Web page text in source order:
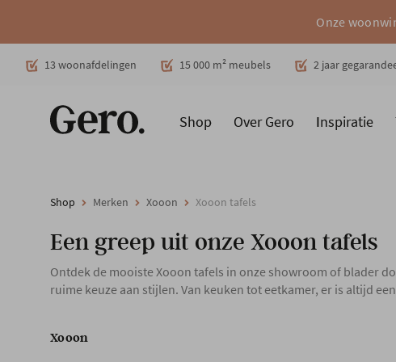
Onze
13 woonafdelingen 15 000 m² meubels 2 jaar
Shop Over Gero Inspiratie
Promoties Producten Cadeaubon Woonstijlen Ruimtes
Shop Merken Xooon Xooon tafels
Een greep uit onze Xooon tafels
Ontdek de mooiste Xooon tafels in onze showroom of blader
ruime keuze aan stijlen. Van keuken tot eetkamer, er is altijd
Xooon